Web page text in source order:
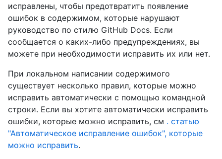
исправлены, чтобы предотвратить появление
ошибок в содержимом, которые нарушают
руководство по стилю GitHub Docs. Если
сообщается о каких-либо предупреждениях, вы
можете при необходимости исправить их или нет.
При локальном написании содержимого
существует несколько правил, которые можно
исправить автоматически с помощью командной
строки. Если вы хотите автоматически исправить
ошибки, которые можно исправить, см . статью
"Автоматическое исправление ошибок", которые
можно исправить.